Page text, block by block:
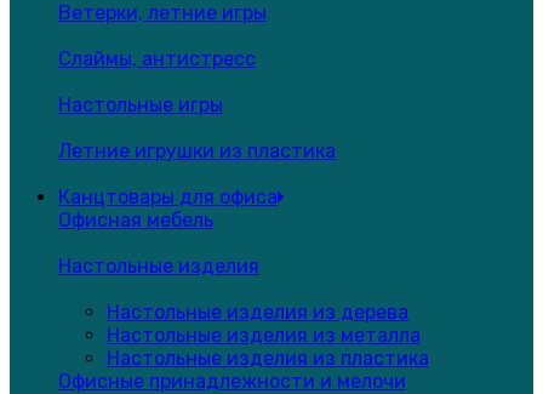
Ветерки, летние игры
Слаймы, антистресс
Настольные игры
Летние игрушки из пластика
Канцтовары для офиса
Офисная мебель
Настольные изделия
Настольные изделия из дерева
Настольные изделия из металла
Настольные изделия из пластика
Офисные принадлежности и мелочи